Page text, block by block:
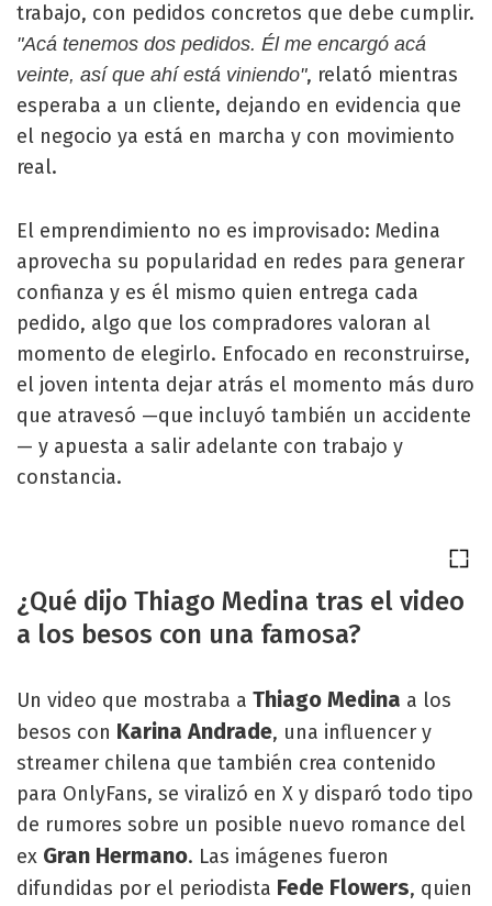
trabajo, con pedidos concretos que debe cumplir.
"Acá tenemos dos pedidos. Él me encargó acá
veinte, así que ahí está viniendo", relató mientras
esperaba a un cliente, dejando en evidencia que
el negocio ya está en marcha y con movimiento
real.
El emprendimiento no es improvisado: Medina
aprovecha su popularidad en redes para generar
confianza y es él mismo quien entrega cada
pedido, algo que los compradores valoran al
momento de elegirlo. Enfocado en reconstruirse,
el joven intenta dejar atrás el momento más duro
que atravesó —que incluyó también un accidente
— y apuesta a salir adelante con trabajo y
constancia.
¿Qué dijo Thiago Medina tras el video
a los besos con una famosa?
Un video que mostraba a Thiago Medina a los
besos con Karina Andrade, una influencer y
streamer chilena que también crea contenido
para OnlyFans, se viralizó en X y disparó todo tipo
de rumores sobre un posible nuevo romance del
ex Gran Hermano. Las imágenes fueron
difundidas por el periodista Fede Flowers, quien